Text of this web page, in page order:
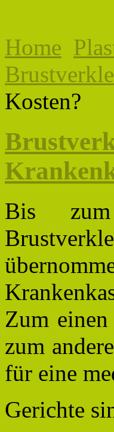
Home
Kosten?
Bis
Zum
zum
für eine
Gerichte